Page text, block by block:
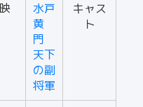
水戸
黄
門
天下
の副
将軍
キャス
ト